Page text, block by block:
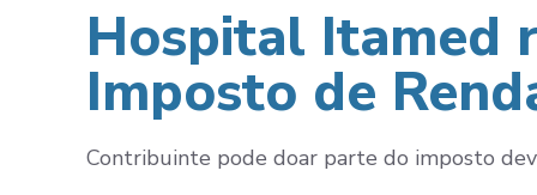
Hospital Itamed
Imposto de
Contribuinte pode doar parte do imposto